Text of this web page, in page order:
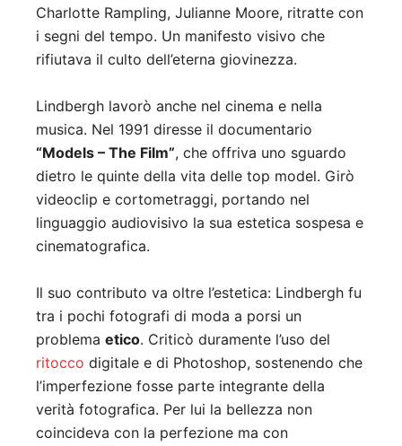
Charlotte Rampling, Julianne Moore, ritratte con
i segni del tempo. Un manifesto visivo che
rifiutava il culto dell’eterna giovinezza.
Lindbergh lavorò anche nel cinema e nella
musica. Nel 1991 diresse il documentario
“Models – The Film”, che offriva uno sguardo
dietro le quinte della vita delle top model. Girò
videoclip e cortometraggi, portando nel
linguaggio audiovisivo la sua estetica sospesa e
cinematografica.
Il suo contributo va oltre l’estetica: Lindbergh fu
tra i pochi fotografi di moda a porsi un
problema etico. Criticò duramente l’uso del
ritocco digitale e di Photoshop, sostenendo che
l’imperfezione fosse parte integrante della
verità fotografica. Per lui la bellezza non
coincideva con la perfezione ma con